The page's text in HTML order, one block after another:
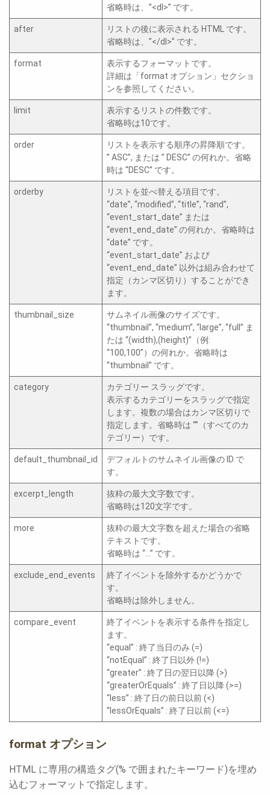
省略時は、”<dl>” です。
after
リストの後に表示される HTML です。
省略時は、”</dl>” です。
format
表示するフォーマットです。
詳細は「format オプション」セクショ
ンを参照してください。
limit
表示するリストの件数です。
省略時は10です。
order
リストを表示する順序の昇降順です。
” ASC”, または ” DESC” の何れか。省略
時は “DESC” です。
orderby
リストを並べ替える項目です。
“date”, “modified”, “title”, “rand”,
“event_start_date” または
“event_end_date” の何れか。省略時は
“date” です。
“event_start_date” および
“event_end_date” 以外は組み合わせて
指定（カンマ区切り）することができ
ます。
thumbnail_size
サムネイル画像のサイズです。
“thumbnail”, “medium”, “large”, “full” ま
たは “(width),(height)”（例:
“100,100”）の何れか。省略時は
“thumbnail” です。
category
カテゴリー スラッグです。
表示するカテゴリーをスラッグで指定
します。複数の場合はカンマ区切りで
指定します。省略時は “”（すべてのカ
テゴリー）です。
default_thumbnail_id
デフォルトのサムネイル画像の ID で
す。
excerpt_length
抜粋の最大文字数です。
省略時は120文字です。
more
抜粋の最大文字数を超えた場合の省略
テキストです。
省略時は “…” です。
exclude_end_events
終了イベントを除外するかどうかで
す。
省略時は除外しません。
compare_event
終了イベントを表示する条件を指定し
ます。
“equal” : 終了当日のみ (=)
“notEqual” : 終了日以外 (!=)
“greater” : 終了日の翌日以降 (>)
“greaterOrEquals” : 終了日以降 (>=)
“less” : 終了日の前日以前 (<)
“lessOrEquals” : 終了日以前 (<=)
format オプション
HTML に専用の構造タグ(% で囲まれたキーワード)を埋め
込むフォーマットで指定します。